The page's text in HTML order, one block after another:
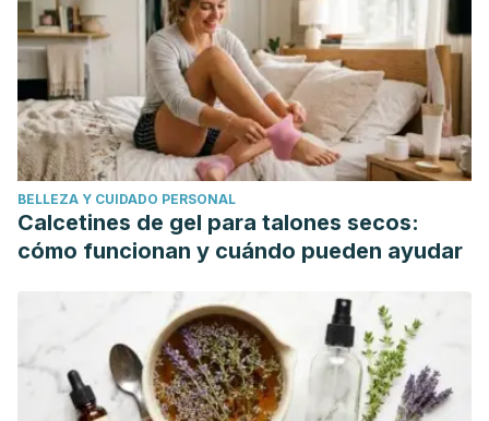
BELLEZA Y CUIDADO PERSONAL
Calcetines de gel para talones secos:
cómo funcionan y cuándo pueden ayudar